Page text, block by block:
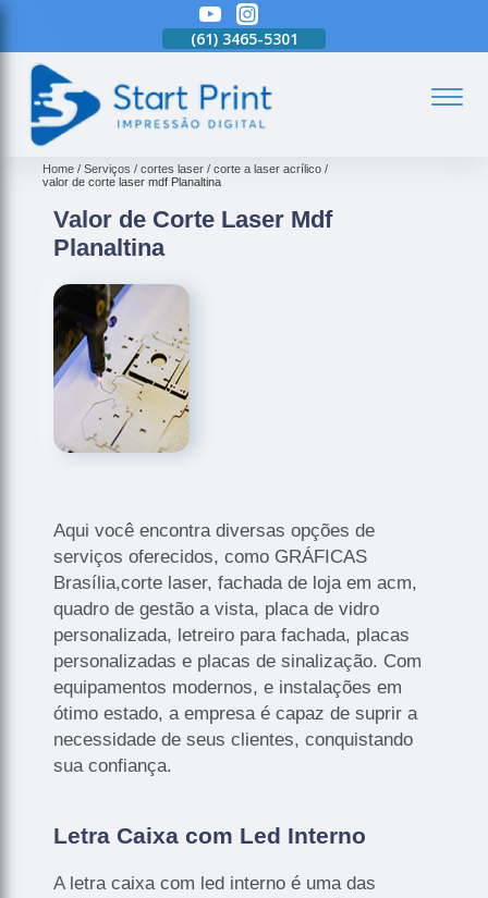
(61)3465-5301
Home Serviços cortes laser
corte a laser acrílico
valor de corte laser mdf Planaltina
Valor de Corte Laser Mdf
Planaltina
Aqui você encontra diversas opções de
serviços oferecidos, como GRÁFICAS
Brasília,corte laser, fachada de loja em acm,
quadro de gestão a vista, placa de vidro
personalizada, letreiro para fachada, placas
personalizadas e placas de sinalização. Com
equipamentos modernos, e instalações em
ótimo estado, a empresa é capaz de suprir a
necessidade de seus clientes, conquistando
sua confiança.
Letra Caixa com Led Interno
A letra caixa com led interno é uma das